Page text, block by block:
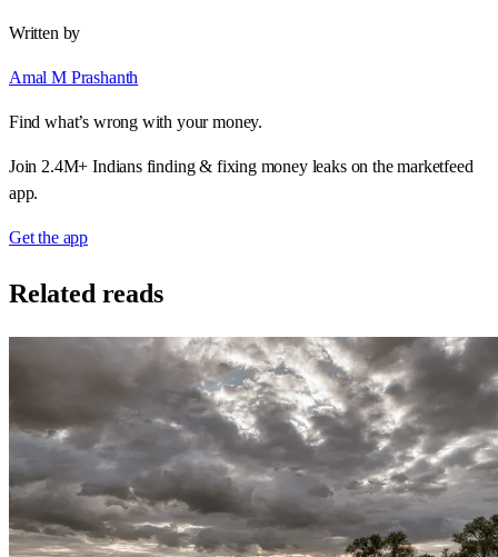
Written by
Amal M Prashanth
Find what’s wrong with your money.
Join 2.4M+ Indians finding & fixing money leaks on the marketfeed
app.
Get the app
Related reads